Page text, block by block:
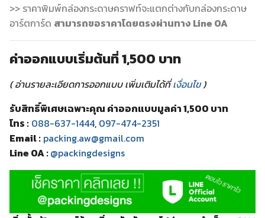
>> ราคาพิมพ์กล่องกระดาษคราฟท์จะแตกต่างกับกล่องกระดาษ
อาร์ตการ์ด สามารถขอราคาโดยตรงผ่านทาง Line OA
ค่าออกแบบเริ่มต้นที่ 1,500 บาท
( อ่านรายละเอียดการออกแบบ เพิ่มเติมได้ที่เงื่อนไข)
รับสิทธิ์พิเศษเฉพาะคุณ ค่าออกแบบมูลค่า 1,500 บาท
โทร : 088-637-1444, 097-474-2351
Email : packing.aw@gmail.com
Line OA :@packingdesigns